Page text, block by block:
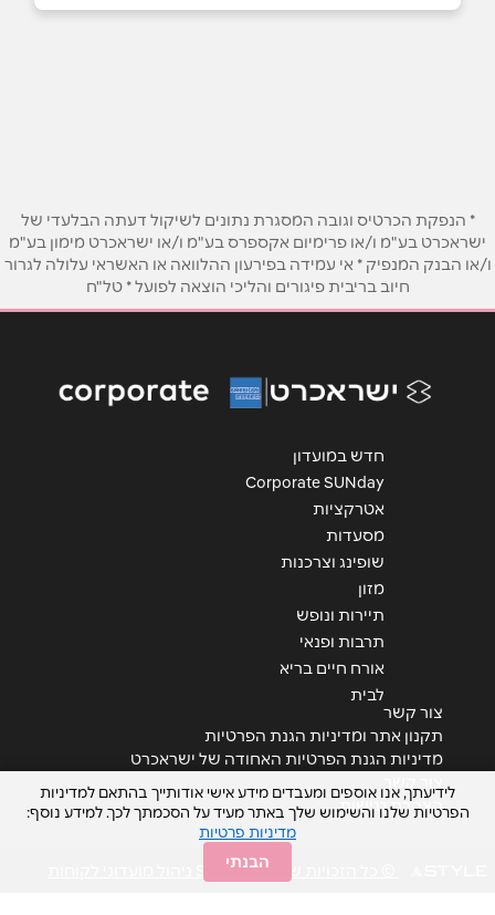
באתר
אימייל*
אנא חזרו אלי בקשר ל...
* הנפקת הכרטיס וגובה המסגרת נתונים לשיקול דעתה הבלעדי של
ישראכרט בע"מ ו/או פרימיום אקספרס בע"מ ו/או ישראכרט מימון בע"מ
ו/או הבנק המנפיק * אי עמידה בפירעון ההלוואה או האשראי עלולה לגרור
חיוב בריבית פיגורים והליכי הוצאה לפועל * טל"ח
חדש במועדון
Corporate SUNday
אטרקציות
מסעדות
שופינג וצרכנות
מזון
תיירות ונופש
תרבות ופנאי
אורח חיים בריא
לבית
צור קשר
תקנון אתר ומדיניות הגנת הפרטיות
מדיניות הגנת הפרטיות האחודה של ישראכרט
הצהרת נגישות
© כל הזכויות שמורות STYLE ניהול מועדוני לקוחות
לידיעתך, אנו אוספים ומעבדים מידע אישי אודותייך בהתאם למדיניות
הפרטיות שלנו והשימוש שלך באתר מעיד על הסכמתך לכך. למידע נוסף:
מדיניות פרטיות
הבנתי